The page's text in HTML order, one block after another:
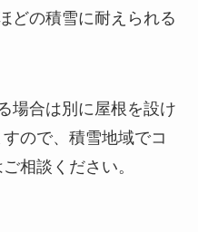
どの積雪に耐えられる
場合は別に屋根を設け
ので、積雪地域でコ
相談ください。